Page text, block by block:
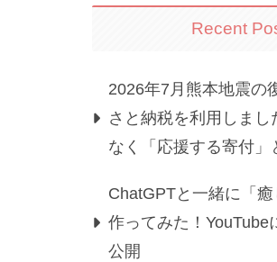
Recent
2026年7月熊本地震の
さと納税を利用しまし
なく「応援する寄付」
ChatGPTと一緒に「
作ってみた！YouTube
公開